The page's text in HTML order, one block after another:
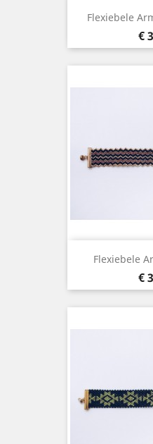
Flexiebele
€
Flexiebele
€